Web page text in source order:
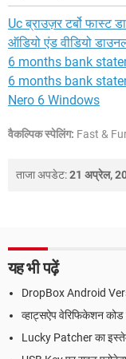
Uc ब्राउज़र टर्बो फास्ट
ऑडियो एंड वीडियो
6 months bank
6 months bank
Nero 6 Windows
वैकल्पिक स्पेलिंग: Fast &
ताजा अपडेट:21 अप्रेल,
यह भी पढ़ें
DropBox Android
व्हाट्सऐप वेरिफिकेशन कोड
Lucky Patcher का